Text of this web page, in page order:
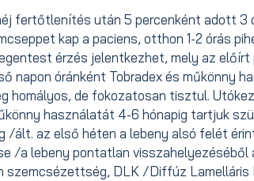
fertőtlenítés után 5 percenként adott 3
kap a paciens, otthon 1-2 órás
érzés jelentkezhet, mely az
napon óránként Tobradex és műkönny
homályos, de fokozatosan tisztul.
használatát 4-6 hónapig tartjuk
/ált. az első héten a lebeny alsó felét
/a lebeny pontatlan visszahelyezéséből
DLK /Diffúz Lamelláris